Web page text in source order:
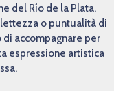
del Río de la Plata.
o puntualità di
accompagnare per
espressione artistica